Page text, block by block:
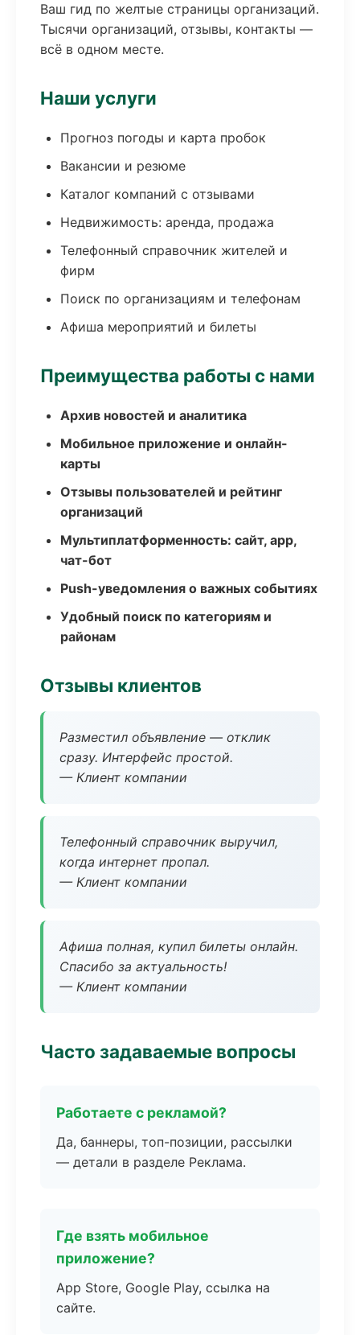
Ваш гид по желтые страницы организаций.
Тысячи организаций, отзывы, контакты —
всё в одном месте.
Наши услуги
Прогноз погоды и карта пробок
Вакансии и резюме
Каталог компаний с отзывами
Недвижимость: аренда, продажа
Телефонный справочник жителей и
фирм
Поиск по организациям и телефонам
Афиша мероприятий и билеты
Преимущества работы с нами
Архив новостей и аналитика
Мобильное приложение и онлайн-
карты
Отзывы пользователей и рейтинг
организаций
Мультиплатформенность: сайт, app,
чат-бот
Push-уведомления о важных событиях
Удобный поиск по категориям и
районам
Отзывы клиентов
Разместил объявление — отклик
сразу. Интерфейс простой.
— Клиент компании
Телефонный справочник выручил,
когда интернет пропал.
— Клиент компании
Афиша полная, купил билеты онлайн.
Спасибо за актуальность!
— Клиент компании
Часто задаваемые вопросы
Работаете с рекламой?
Да, баннеры, топ-позиции, рассылки
— детали в разделе Реклама.
Где взять мобильное
приложение?
App Store, Google Play, ссылка на
сайте.